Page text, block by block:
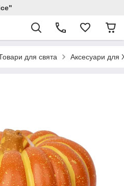
для свята Аксесуари для